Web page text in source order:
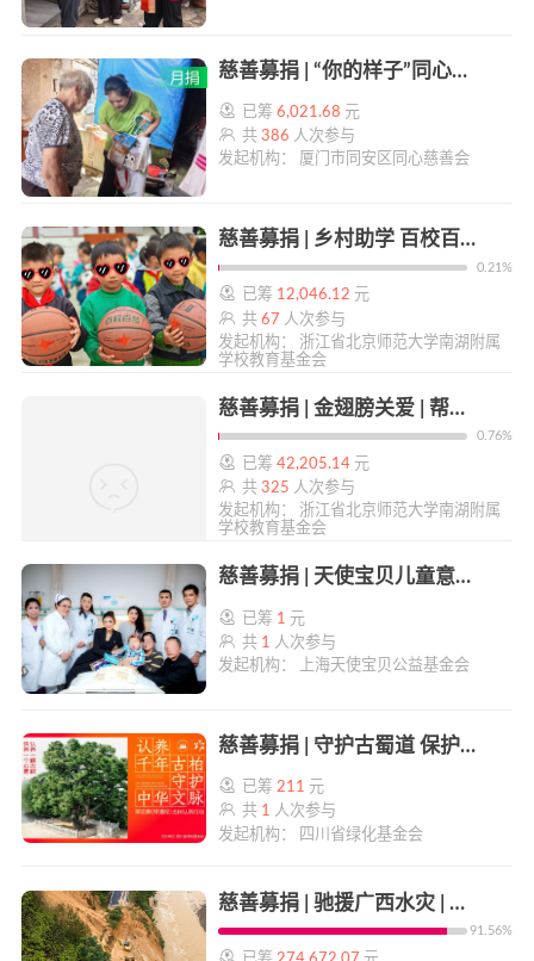
慈善募捐 | “你的样子”同心敬老乡村行 | 帮帮公益
已筹6,021.68 元
共386 人次参与
发起机构： 厦门市同安区同心慈善会
慈善募捐 | 乡村助学 百校百梦 | 帮帮公益
0.21%
已筹 12,046.12 元
共67 人次参与
发起机构： 浙江省北京师范大学南湖附属
学校教育基金会
慈善募捐 | 金翅膀关爱 | 帮帮公益
0.76%
已筹42,205.14 元
共325 人次参与
发起机构： 浙江省北京师范大学南湖附属
学校教育基金会
慈善募捐 | 天使宝贝儿童意外伤害救助 | 帮帮公益
已筹 1 元
共 1 人次参与
发起机构： 上海天使宝贝公益基金会
慈善募捐 | 守护古蜀道 保护翠云廊 | 帮帮公益
已筹211 元
共 1 人次参与
发起机构： 四川省绿化基金会
慈善募捐 | 驰援广西水灾 | 帮帮公益
91.56%